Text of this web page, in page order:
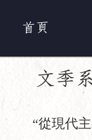
首頁
文季
從現代